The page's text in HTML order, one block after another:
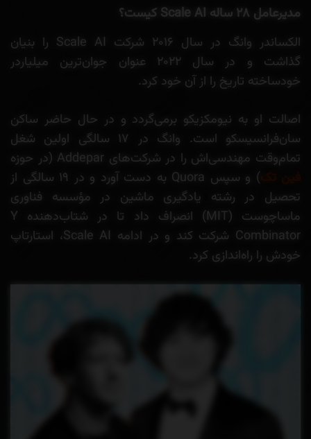
مدیرعامل ۲۸ ساله
کیست؟
الکساندر وانگ در سال ۲۰۱۶ شرکت Scale AI را بنیان
گذاشت و در سال ۲۰۲۲ عنوان جوان‌ترین میلیاردر
خودساخته تاریخ را از آن خود کرد.
اصالت او به نیومکزیکو برمی‌گردد و در حال حاضر ساکن
سان‌فرانسیسکو است. وانگ در ۱۷ سالگی اولین شغل
تمام‌وقت مهندسی‌اش را در شرکت‌های Addepar (در حوزه
) و سپس Quora به دست آورد و در ۱۹ سالگی از
تحصیل در رشته یادگیری ماشین در مؤسسه فناوری
ماساچوست (MIT) انصراف داد تا در شتاب‌دهنده Y
Combinator شرکت کند و در ادامه Scale AI، استارتاپ
خودش را راه‌اندازی کرد.